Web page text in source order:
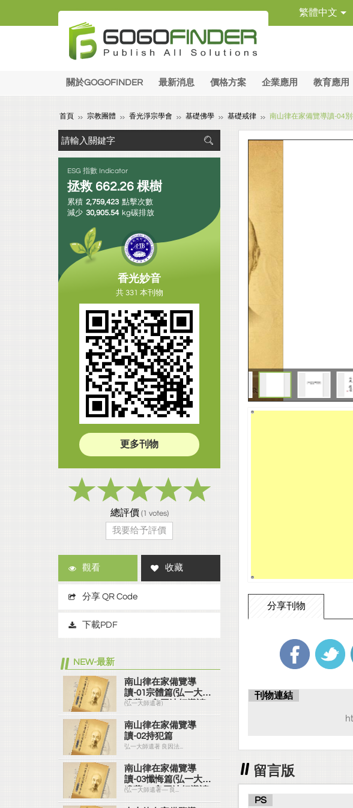
繁體中文
關於GOGOFINDER 最新消息 價格方案 企業應用 教育應用
首頁 宗教團體 香光淨宗學會 基礎佛學 基礎戒律 南山律在家備覽導讀-04
分享刊物
刊物連結
留言版
PS
ESG 指數 Indicator
拯救 662.26 棵樹
累積 2,759,423 點擊次數
減少 30,905.54 kg碳排放
香光妙音
共 331 本刊物
更多刊物
總評價 (1 votes)
我要给予評價
觀看 收藏
分享 QR Code
下載PDF
NEW-最新
南山律在家備覽導
讀-01宗體篇(弘一大師
遺著＼良因法師導讀)
(弘一大師遺著)
南山律在家備覽導
讀-02持犯篇
弘一大師遺著 良因法...
南山律在家備覽導
讀-03懺悔篇(弘一大師
遺著— 良因法師導讀)
(弘一大師遺著— 良...